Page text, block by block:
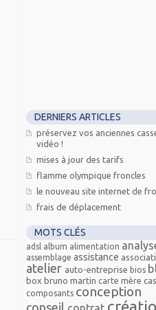
DERNIERS ARTICLES
préservez vos anciennes
vidéo !
mises à jour des tarifs
flamme olympique froncles
le nouveau site internet de
frais de déplacement
MOTS CLÉS
adsl album alimentation
assemblage assistance
atelier auto-entreprise bios
box bruno martin carte mère
composants conception
conseil